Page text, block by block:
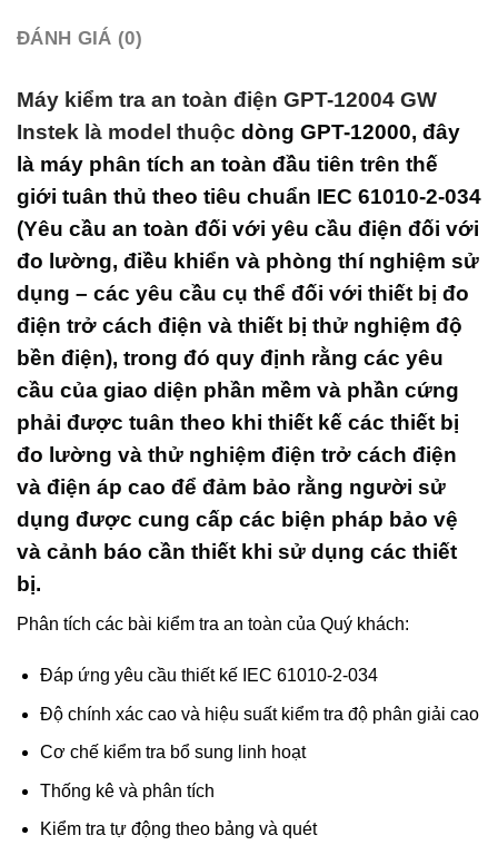
ĐÁNH GIÁ (0)
Máy kiểm tra an toàn điện GPT-12004 GW
Instek là model thuộc dòng GPT-12000, đây
là máy phân tích an toàn đầu tiên trên thế
giới tuân thủ theo tiêu chuẩn IEC 61010-2-034
(Yêu cầu an toàn đối với yêu cầu điện đối với
đo lường, điều khiển và phòng thí nghiệm sử
dụng – các yêu cầu cụ thể đối với thiết bị đo
điện trở cách điện và thiết bị thử nghiệm độ
bền điện), trong đó quy định rằng các yêu
cầu của giao diện phần mềm và phần cứng
phải được tuân theo khi thiết kế các thiết bị
đo lường và thử nghiệm điện trở cách điện
và điện áp cao để đảm bảo rằng người sử
dụng được cung cấp các biện pháp bảo vệ
và cảnh báo cần thiết khi sử dụng các thiết
bị.
Phân tích các bài kiểm tra an toàn của Quý khách:
Đáp ứng yêu cầu thiết kế IEC 61010-2-034
Độ chính xác cao và hiệu suất kiểm tra độ phân giải cao
Cơ chế kiểm tra bổ sung linh hoạt
Thống kê và phân tích
Kiểm tra tự động theo bảng và quét